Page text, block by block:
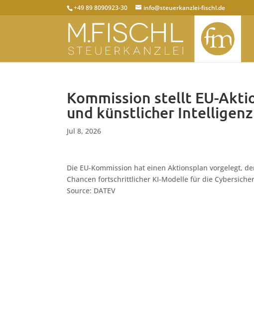
+49 89 8090923-30 info@steuerkanzlei-fischl.de
Kommission stellt EU-
und künstlicher
Jul 8, 2026
Die EU-Kommission hat einen Aktionsplan vorgelegt,
Chancen fortschrittlicher KI-Modelle für die
Source: DATEV